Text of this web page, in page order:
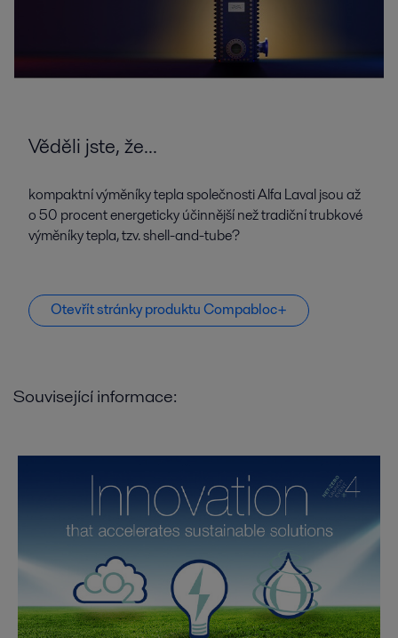
Věděli jste, že...
kompaktní výměníky tepla společnosti Alfa Laval jsou až
o 50 procent energeticky účinnější než tradiční trubkové
výměníky tepla, tzv. shell-and-tube?
Otevřít stránky produktu Compabloc+
Související informace: